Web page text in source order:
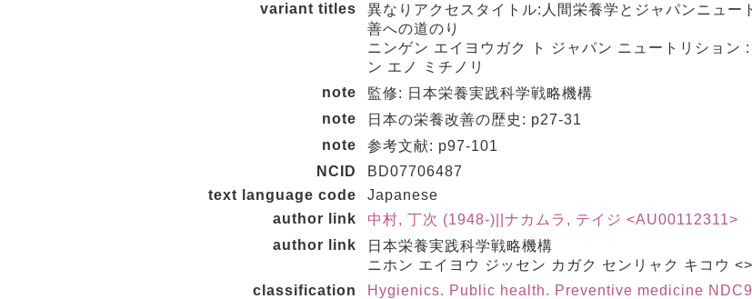
variant titles
異なりアクセスタイトル:人間栄養学とジャパンニュー
善への道のり
ニンゲン エイヨウガク ト ジャパン ニュートリション
ン エノ ミチノリ
note
監修: 日本栄養実践科学戦略機構
note
日本の栄養改善の歴史: p27-31
note
参考文献: p97-101
NCID
BD07706487
text language code
Japanese
author link
中村, 丁次 (1948-)||ナカムラ, テイジ <AU00112311>
author link
日本栄養実践科学戦略機構
ニホン エイヨウ ジッセン カガク センリャク キコウ <>
classification
Hygienics. Public health. Preventive medicine